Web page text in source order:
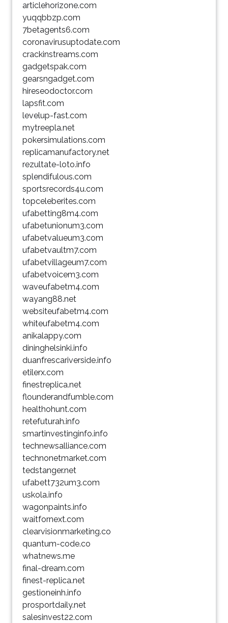
articlehorizone.com
yuqqbbzp.com
7betagents6.com
coronavirusuptodate.com
crackinstreams.com
gadgetspak.com
gearsngadget.com
hireseodoctor.com
lapsfit.com
levelup-fast.com
mytreepla.net
pokersimulations.com
replicamanufactory.net
rezultate-loto.info
splendifulous.com
sportsrecords4u.com
topceleberites.com
ufabetting8m4.com
ufabetunionum3.com
ufabetvalueum3.com
ufabetvaultm7.com
ufabetvillageum7.com
ufabetvoicem3.com
waveufabetm4.com
wayang88.net
websiteufabetm4.com
whiteufabetm4.com
anikalappy.com
dininghelsinki.info
duanfrescariverside.info
etilerx.com
finestreplica.net
flounderandfumble.com
healthohunt.com
retefuturah.info
smartinvestinginfo.info
technewsalliance.com
technonetmarket.com
tedstanger.net
ufabett732um3.com
uskola.info
wagonpaints.info
waitfornext.com
clearvisionmarketing.co
quantum-code.co
whatnews.me
final-dream.com
finest-replica.net
gestioneinh.info
prosportdaily.net
salesinvest22.com